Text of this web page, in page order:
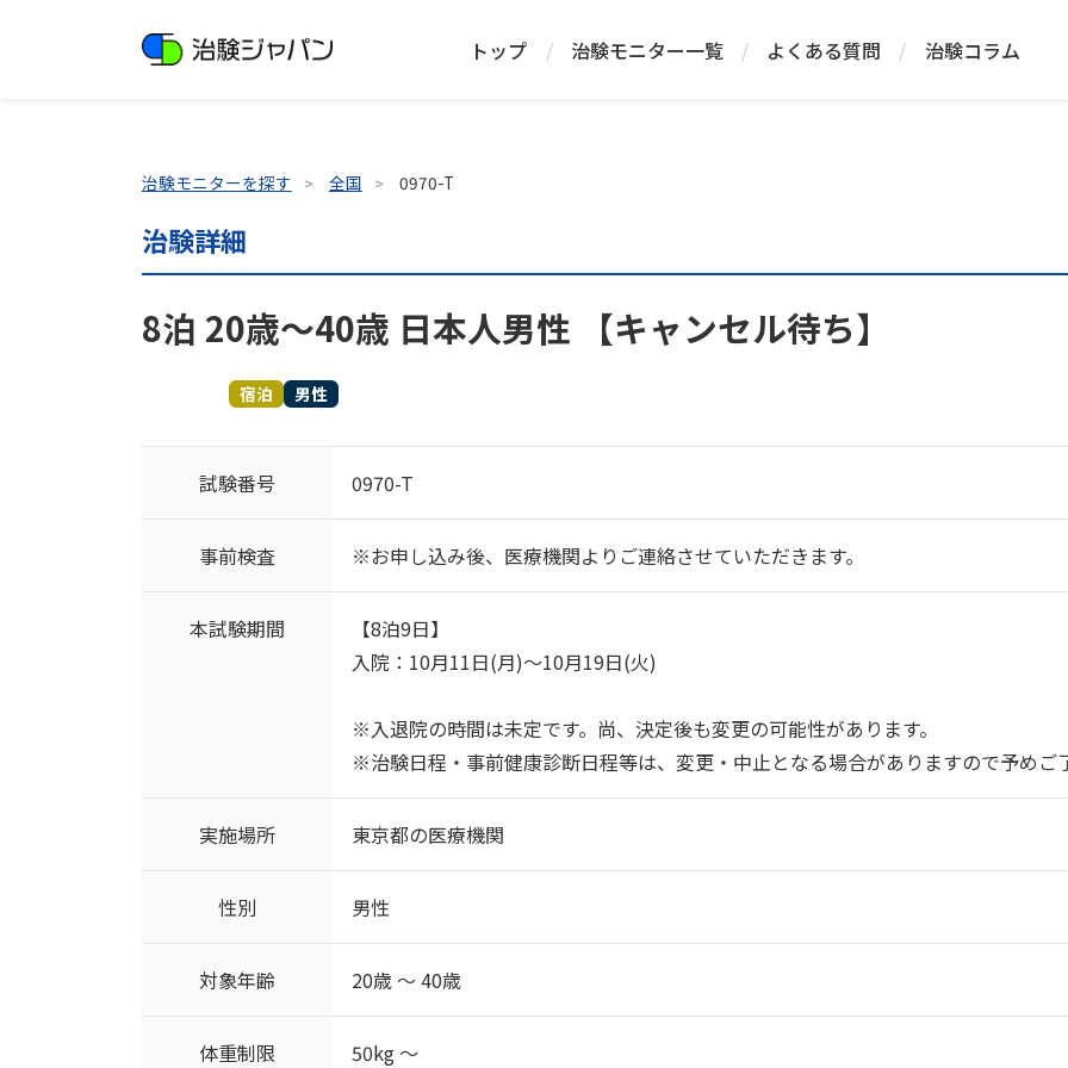
トップ / 治験モニター一覧 / よくある質問 / 治験コラム
治験モニターを探す 全国 0970-T
治験詳細
8泊 20歳～40歳 日本人男性 【キャンセル待ち】
宿泊 男性
試験番号 0970-T
事前検査 ※お申し込み後、医療機関よりご連絡させていただきます。
本試験期間
【8泊9日】
入院：10月11日(月)～10月19日(火)
※入退院の時間は未定です。尚、決定後も変更の可能性があります。
※治験日程・事前健康診断日程等は、変更・中止となる場合がありますので予めご
実施場所 東京都の医療機関
性別 男性
対象年齢 20歳 ～ 40歳
体重制限 50kg ～